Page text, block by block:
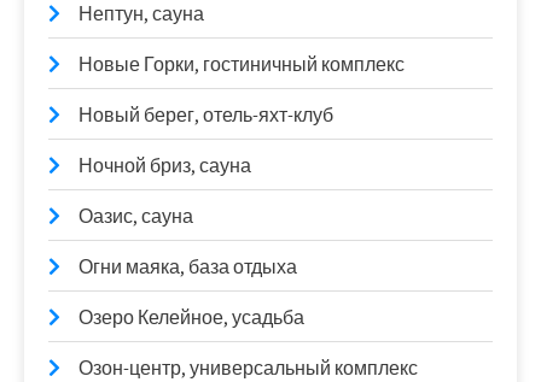
Нептун, сауна
Новые Горки, гостиничный комплекс
Новый берег, отель-яхт-клуб
Ночной бриз, сауна
Оазис, сауна
Огни маяка, база отдыха
Озеро Келейное, усадьба
Озон-центр, универсальный комплекс